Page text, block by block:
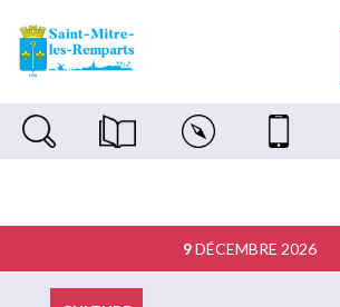
Recherche sur le siteMagazine municipal "Le Saint-Mitréen"
Carte interactiveNous contacter
9DÉCEMBRE 2026